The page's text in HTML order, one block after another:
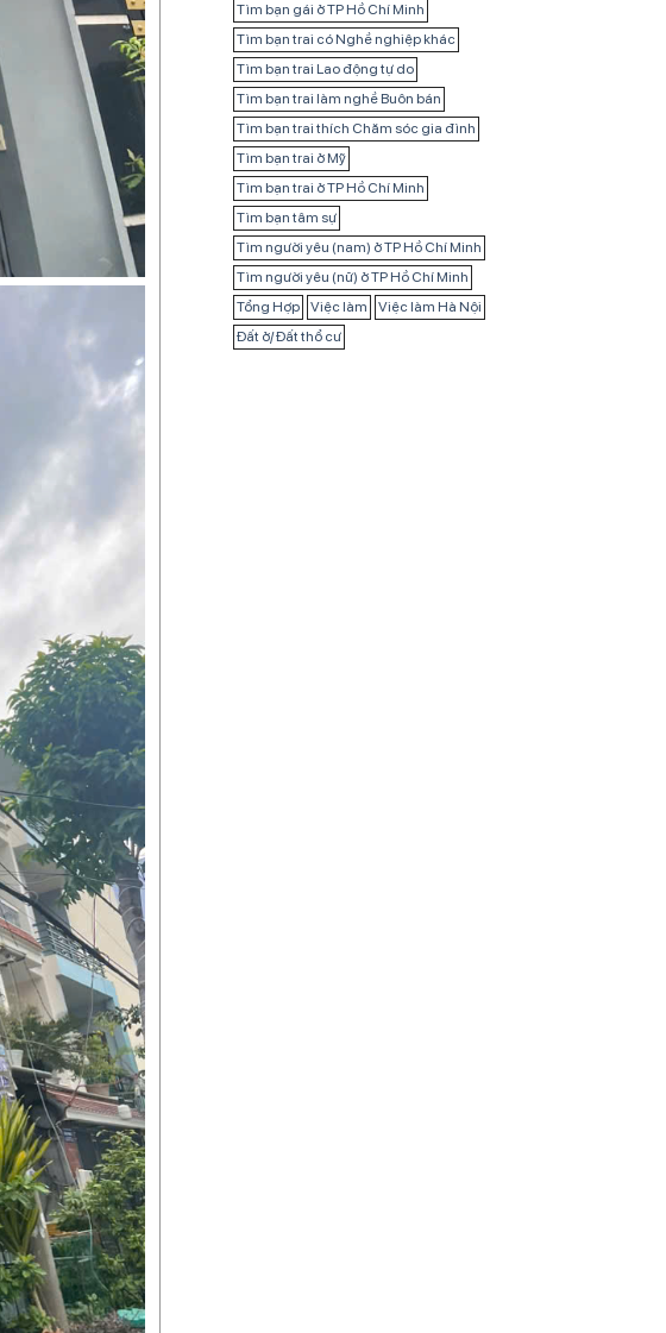
Tìm bạn gái ở TP Hồ Chí Minh
Tìm bạn trai có Nghề nghiệp khác
Tìm bạn trai Lao động tự do
Tìm bạn trai làm nghề Buôn bán
Tìm bạn trai thích Chăm sóc gia đình
Tìm bạn trai ở Mỹ
Tìm bạn trai ở TP Hồ Chí Minh
Tìm bạn tâm sự
Tìm người yêu (nam) ở TP Hồ Chí Minh
Tìm người yêu (nữ) ở TP Hồ Chí Minh
Tổng Hợp
Việc làm
Việc làm Hà Nội
Đất ở/ Đất thổ cư